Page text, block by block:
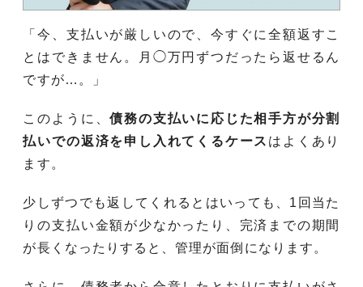
「今、支払いが厳しいので、今すぐに全額返すこ
とはできません。月◯万円ずつだったら返せるん
ですが…。」
このように、債務の支払いに応じた相手方が分割
払いでの返済を申し入れてくるケース はよくあり
ます。
少しずつでも返してくれるとはいっても、1回当た
りの支払い金額が少なかったり、完済までの期間
が長くなったりすると、管理が面倒になります。